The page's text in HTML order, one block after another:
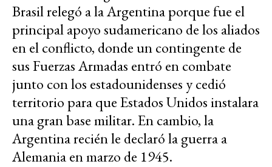
Brasil relegó a la Argentina porque fue el
principal apoyo sudamericano de los aliados
en el conflicto, donde un contingente de
sus Fuerzas Armadas entró en combate
junto con los estadounidenses y cedió
territorio para que Estados Unidos instalara
una gran base militar. En cambio, la
Argentina recién le declaró la guerra a
Alemania en marzo de 1945.